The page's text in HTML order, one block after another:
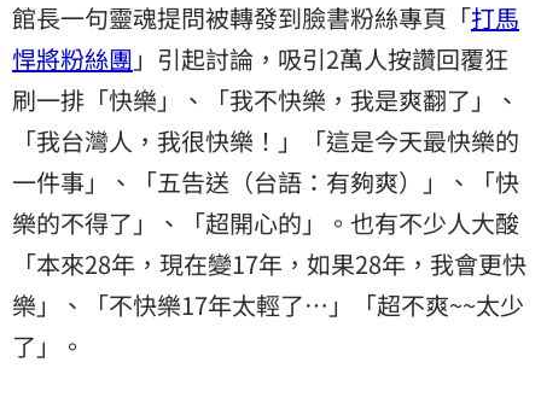
館長一句靈魂提問被轉發到臉書粉絲專頁「打馬
悍將粉絲團 」引起討論，吸引2萬人按讚回覆狂
刷一排「快樂」、「我不快樂，我是爽翻了」、
「我台灣人，我很快樂！」「這是今天最快樂的
一件事」、「五告送（台語：有夠爽）」、「快
樂的不得了」、「超開心的」。也有不少人大酸
「本來28年，現在變17年，如果28年，我會更快
樂」、「不快樂17年太輕了⋯」「超不爽~~太少
了」。